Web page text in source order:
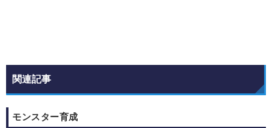
関連記事
モンスター育成